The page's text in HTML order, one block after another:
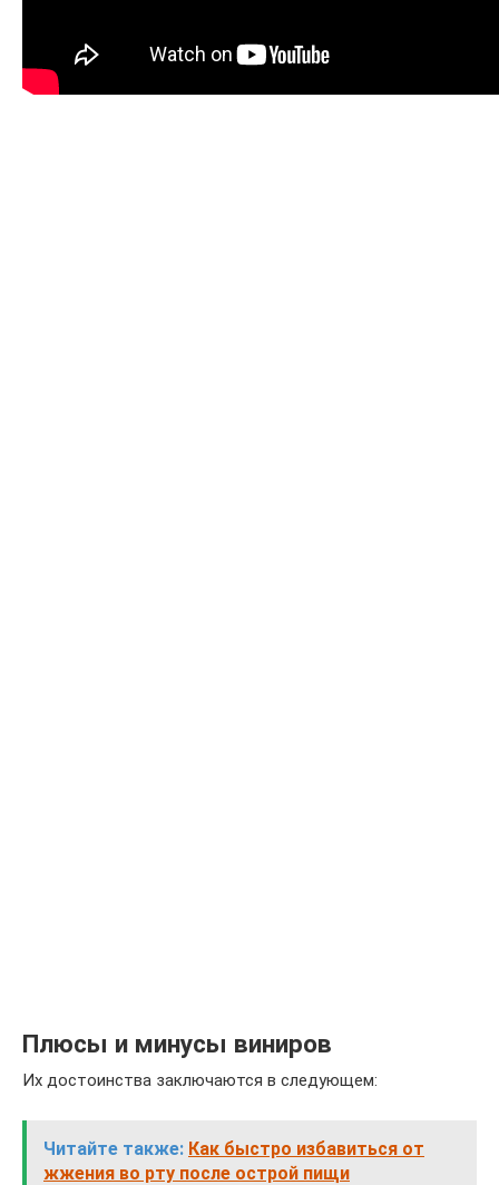
Плюсы и минусы виниров
Их достоинства заключаются в следующем:
Читайте также: Как быстро избавиться от
жжения во рту после острой пищи